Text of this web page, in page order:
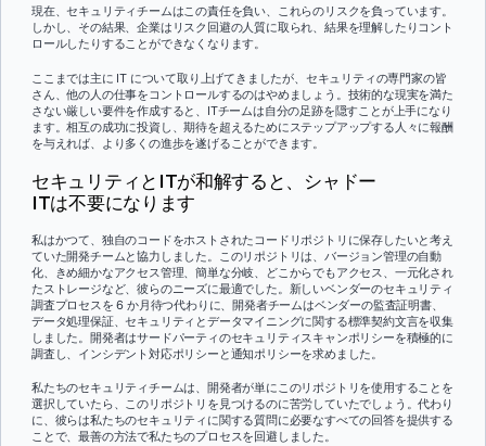
現在、セキュリティチームはこの責任を負い、これらのリスクを負っています。
しかし、その結果、企業はリスク回避の人質に取られ、結果を理解したりコント
ロールしたりすることができなくなります。
ここまでは主に IT について取り上げてきましたが、セキュリティの専門家の皆
さん、他の人の仕事をコントロールするのはやめましょう。技術的な現実を満た
さない厳しい要件を作成すると、ITチームは自分の足跡を隠すことが上手になり
ます。相互の成功に投資し、期待を超えるためにステップアップする人々に報酬
を与えれば、より多くの進歩を遂げることができます。
セキュリティとITが和解すると、シャドー
ITは不要になります
私はかつて、独自のコードをホストされたコードリポジトリに保存したいと考え
ていた開発チームと協力しました。このリポジトリは、バージョン管理の自動
化、きめ細かなアクセス管理、簡単な分岐、どこからでもアクセス、一元化され
たストレージなど、彼らのニーズに最適でした。新しいベンダーのセキュリティ
調査プロセスを 6 か月待つ代わりに、開発者チームはベンダーの監査証明書、
データ処理保証、セキュリティとデータマイニングに関する標準契約文言を収集
しました。開発者はサードパーティのセキュリティスキャンポリシーを積極的に
調査し、インシデント対応ポリシーと通知ポリシーを求めました。
私たちのセキュリティチームは、開発者が単にこのリポジトリを使用することを
選択していたら、このリポジトリを見つけるのに苦労していたでしょう。代わり
に、彼らは私たちのセキュリティに関する質問に必要なすべての回答を提供する
ことで、最善の方法で私たちのプロセスを回避しました。